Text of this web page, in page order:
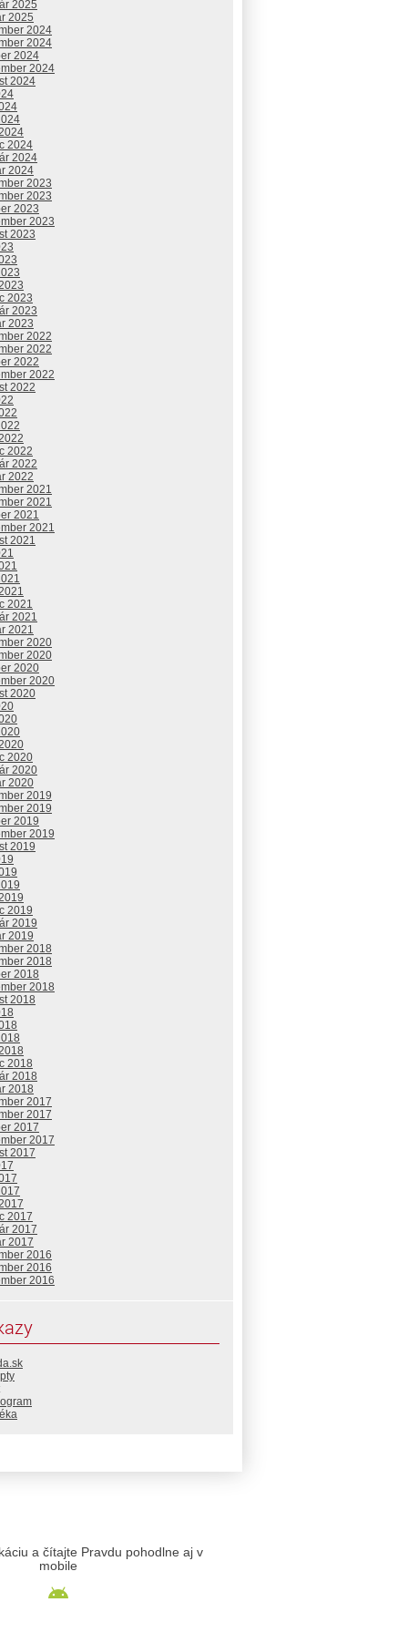
2025
2025
2024
2024
2024
2024
2024
2024
2024
2024
2023
2023
2023
2023
2023
2023
2023
2023
2022
2022
2022
2022
2022
2022
2022
2022
2021
2021
2021
2021
2021
2021
2021
2021
2020
2020
2020
2020
2020
2020
2020
2020
2019
2019
2019
2019
2019
2019
2019
2019
2018
2018
2018
2018
2018
2018
2018
2018
2017
2017
2017
2017
2017
2017
2017
2017
2016
2016
2016
a čítajte Pravdu pohodlne aj v
mobile